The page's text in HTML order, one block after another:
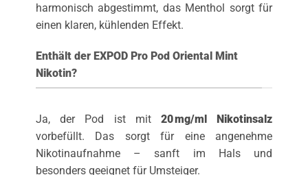
harmonisch abgestimmt, das Menthol sorgt für
einen klaren, kühlenden Effekt.
Enthält der EXPOD Pro Pod Oriental Mint
Nikotin?
Ja, der Pod ist mit 20 mg/ml Nikotinsalz
vorbefüllt. Das sorgt für eine angenehme
Nikotinaufnahme – sanft im Hals und
besonders geeignet für Umsteiger.